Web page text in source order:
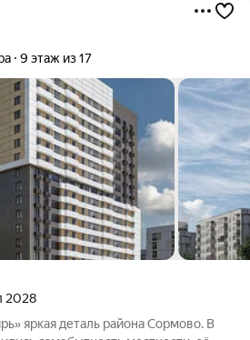
9 этаж из 17
2028
В